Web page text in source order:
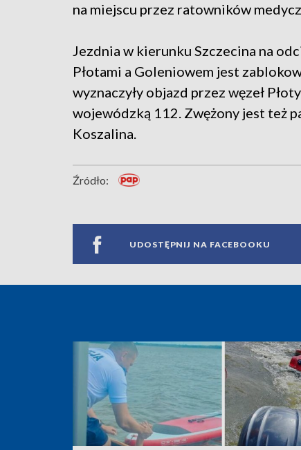
na miejscu przez ratowników
Jezdnia w kierunku Szczecina na
Płotami a Goleniowem jest
wyznaczyły objazd przez węzeł
wojewódzką 112. Zwężony jest też
Koszalina.
Źródło:
UDOSTĘPNIJ NA FACEBOOKU